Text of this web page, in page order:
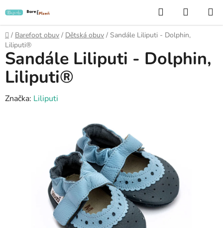
na
obsah
Hledat
KOŠÍK
Domů
/ Barefoot obuv / Dětská obuv / Sandále Liliputi - Dolphin,
Liliputi®
Sandále Liliputi - Dolphin,
Liliputi®
Značka: Liliputi